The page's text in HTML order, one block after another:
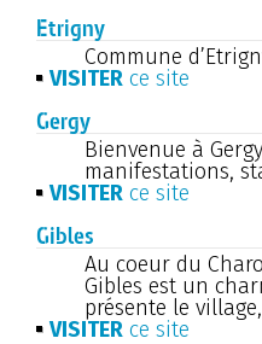
Etrigny
Commune
VISITER ce site
Gergy
Bienvenue à
manifestations,
VISITER ce site
Gibles
Au coeur du
Gibles est un
présente le
VISITER ce site